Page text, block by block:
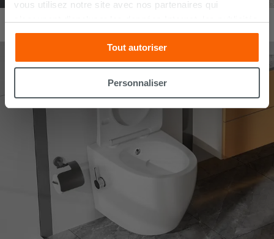
vous utilisez notre site avec nos partenaires qui
et les réseaux sociaux. Lesdits partenaires pourraient
combiner ces informations avec d’autres que vous leur
avez fournies ou qu’ils ont recueillies à partir de votre
utilisation sur leurs services. Si vous souhaitez en savoir
cookies, ou à quelques-uns seulement,cliquez iciou
« personalizer ». Le consentement peut être exprimé en
cliquant sur la touche « Acceptez tout ». En cliquant sur
la touche « X », vous pourrez continuer à naviguer après
l'installation des cookies techniques uniquement.
Tout autoriser
Personnaliser
429,90€ /pc